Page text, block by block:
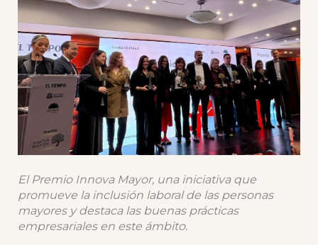
El Premio Innova Mayor, una iniciativa que
promueve la inclusión laboral de las personas
mayores y destaca las buenas prácticas
empresariales en este ámbito.